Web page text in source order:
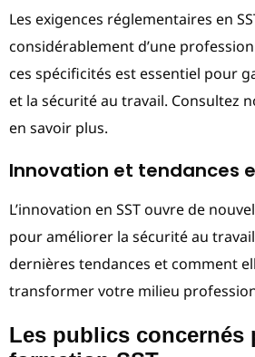
Les exigences réglementaires en
considérablement d’une
ces spécificités est essentiel pour
et la sécurité au travail. Consultez
en savoir plus.
Innovation et tendances
L’innovation en SST ouvre de
pour améliorer la sécurité au
dernières tendances et comment
transformer votre milieu
Les publics concernés